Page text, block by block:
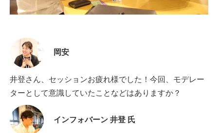
岡安
井登さん、セッションお疲れ様でした！今回、モデレー
ターとして意識していたことなどはありますか？
インフォバーン 井登 氏